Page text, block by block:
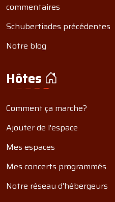
commentaires
Schubertiades précédentes
Notre blog
Hôtes
Comment ça marche?
Ajouter de l'espace
Mes espaces
Mes concerts programmés
Notre réseau d'hébergeurs